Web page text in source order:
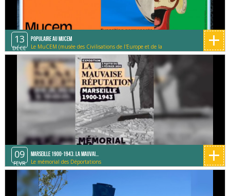
13
DÉCE
Populaire au MUCEM
Le MuCEM (musée des Civilisations de l'Europe et de la
Méditerranée)
+
09
FEVR
Marseille 1900-1943. La mauvai...
Le mémorial des Déportations +